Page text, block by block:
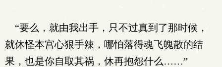
“要么，就由我出手，只不过真到了那时候，
就休怪本宫心狠手辣，哪怕落得魂飞魄散的结
果，也是你自取其祸，休再抱怨什么……”